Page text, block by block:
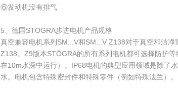
⑥发动机没有排气
5、德国STOGRA步进电机产品规格
真空兼容电机系列SM...V和SM...V Z138对于真空和洁
Z138。Z9版本STÖGRA的所有系列电机都可选择防护
在10m水深中运行）。IP68电机的典型应用领域是除了
水。电机包含特殊密封件和特殊零件（例如特殊法兰）